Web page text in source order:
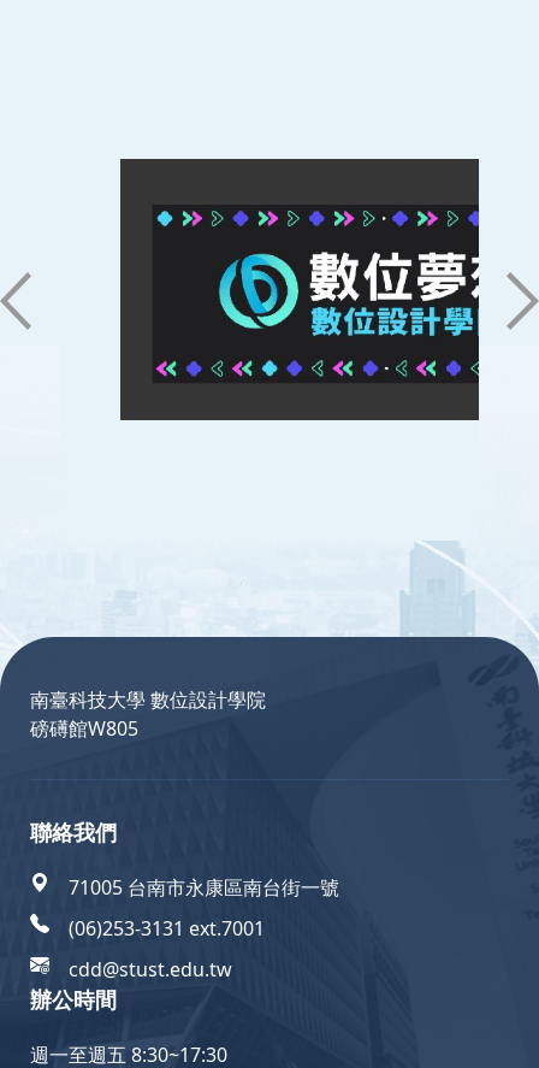
南臺科技大學 數位設計學院
磅礡館W805
聯絡我們
71005 台南市永康區南台街一號
(06)253-3131 ext.7001
cdd@stust.edu.tw
辦公時間
週一至週五 8:30~17:30